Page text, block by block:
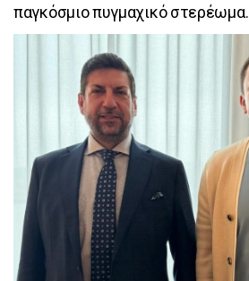
παγκόσμιο πυγμαχικό στερέωμα.